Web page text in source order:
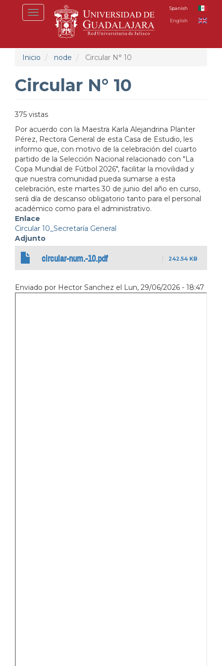
Toggle
navigation
Spanish
English
Inicio node Circular N° 10
Circular N° 10
375 vistas
Por acuerdo con la Maestra Karla Alejandrina Planter
Pérez, Rectora General de esta Casa de Estudio, les
informo que, con motivo de la celebración del cuarto
partido de la Selección Nacional relacionado con "La
Copa Mundial de Fútbol 2026", facilitar la movilidad y
que nuestra comunidad pueda sumarse a esta
celebración, este martes 30 de junio del año en curso,
será día de descanso obligatorio tanto para el personal
académico como para el administrativo.
Enlace
Circular 10_Secretaría General
Adjunto
circular-num.-10.pdf 242.54 KB
Enviado por Hector Sanchez el Lun, 29/06/2026 - 18:47